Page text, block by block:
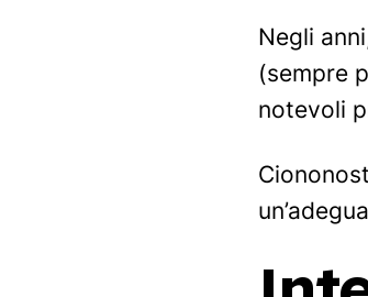
Negli
(sempre
notevoli